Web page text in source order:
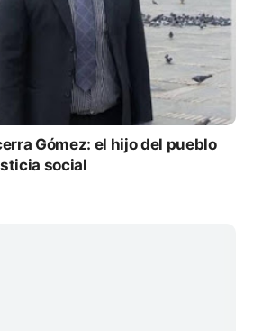
Gómez: el hijo del pueblo
social